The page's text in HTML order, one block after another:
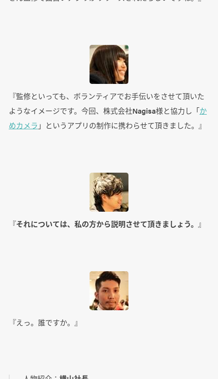
『監修といっても、ボランティアでお手伝いをさせて頂いた
ようなイメージです。今回、株式会社Nagisa様と協力し「か
めカメラ 」というアプリの制作に携わらせて頂きました。』
『それについては、私の方から説明させて頂きましょう。 』
『えっ。誰ですか。』